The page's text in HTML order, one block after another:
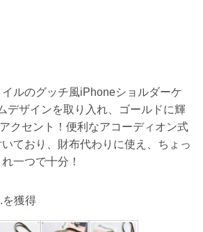
ルのグッチ風iPhoneショルダーケ
デザインを取り入れ、ゴールドに輝
クセント！便利なアコーディオン式
ており、財布代わりに使え、ちょっ
一つで十分！
を獲得